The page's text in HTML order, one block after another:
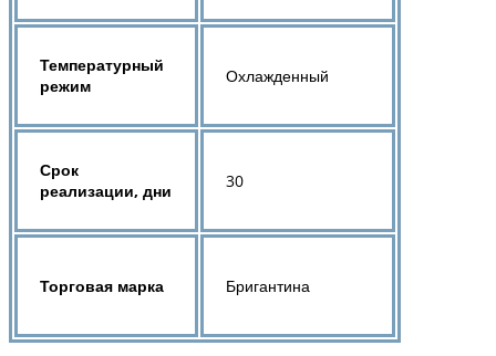
Температурный
режим
Охлажденный
Срок
реализации, дни
30
Торговая марка Бригантина